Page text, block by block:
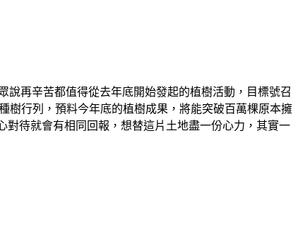
說再辛苦都值得從去年底開始發起的植樹活動，目標號召
樹行列，預料今年底的植樹成果，將能突破百萬棵原本擁
待就會有相同回報，想替這片土地盡一份心力，其實一